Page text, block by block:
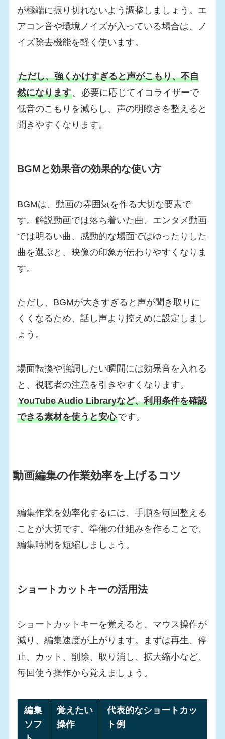
が極端に振り切れないよう調整しましょう。エ
アコン音や環境ノイズが入っている場合は、ノ
イズ除去機能を軽く使います。
ただし、強くかけすぎると声がこもり、不自
然になります。必要に応じてイコライザーで
低音のこもりを減らし、声の明瞭さを整えると
聞きやすくなります。
BGMと効果音の効果的な使い方
BGMは、動画の雰囲気を作る大切な要素で
す。解説動画では落ち着いた曲、エンタメ動画
では明るい曲、感動的な場面ではゆったりした
曲を選ぶと、映像の印象が伝わりやすくなりま
す。
ただし、BGMが大きすぎると声が聞き取りに
くくなるため、話し声より控えめに設定しまし
ょう。
場面転換や強調したい瞬間には効果音を入れる
と、視聴者の注意を引きやすくなります。
YouTube Audio Libraryなど、利用条件を確認
できる素材を使うと安心です。
動画編集の作業効率を上げるコツ
編集作業を効率化するには、手順を毎回整える
ことが大切です。準備の仕組みを作ることで、
編集時間を短縮しましょう。
ショートカットキーの活用法
ショートカットキーを覚えると、マウス操作が
減り、編集速度が上がります。まずは再生、停
止、カット、削除、取り消し、拡大縮小など、
毎回使う操作から覚えましょう。
編集
ソフ
覚えたい
操作
代表的なショートカッ
ト例